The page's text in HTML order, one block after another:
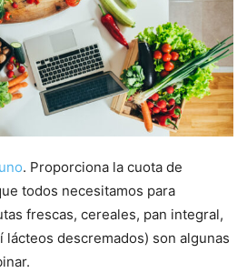
. Proporciona la cuota de
todos necesitamos para
frescas, cereales, pan integral,
descremados) son algunas